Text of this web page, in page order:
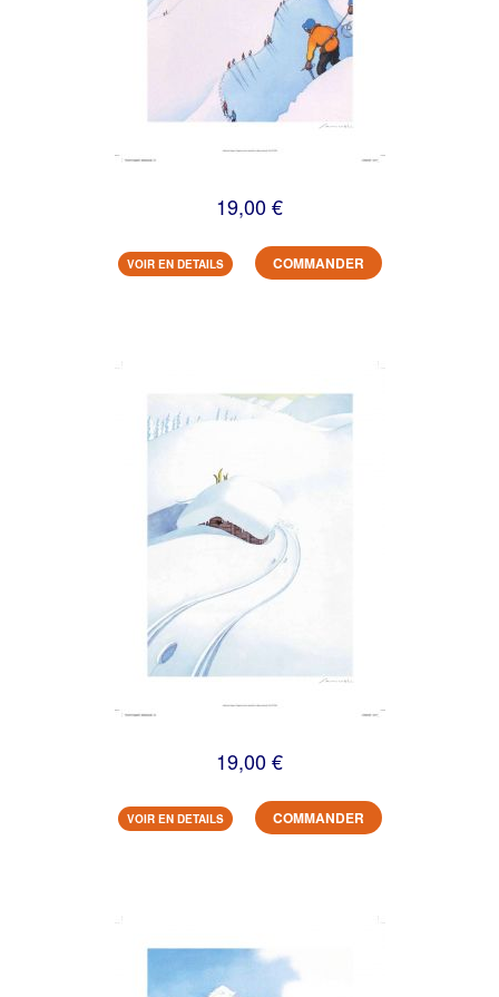
19,00 €
VOIR EN DETAILS COMMANDER
19,00 €
VOIR EN DETAILS COMMANDER